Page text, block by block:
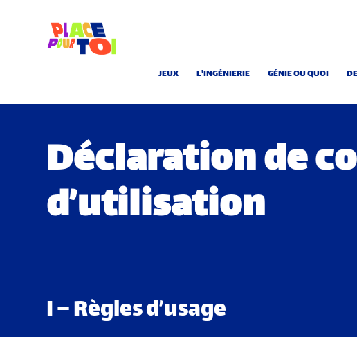
JEUX L'INGÉNIERIE GÉNIE OU QUOI
Déclaration de
d’utilisation
I – Règles d’usage